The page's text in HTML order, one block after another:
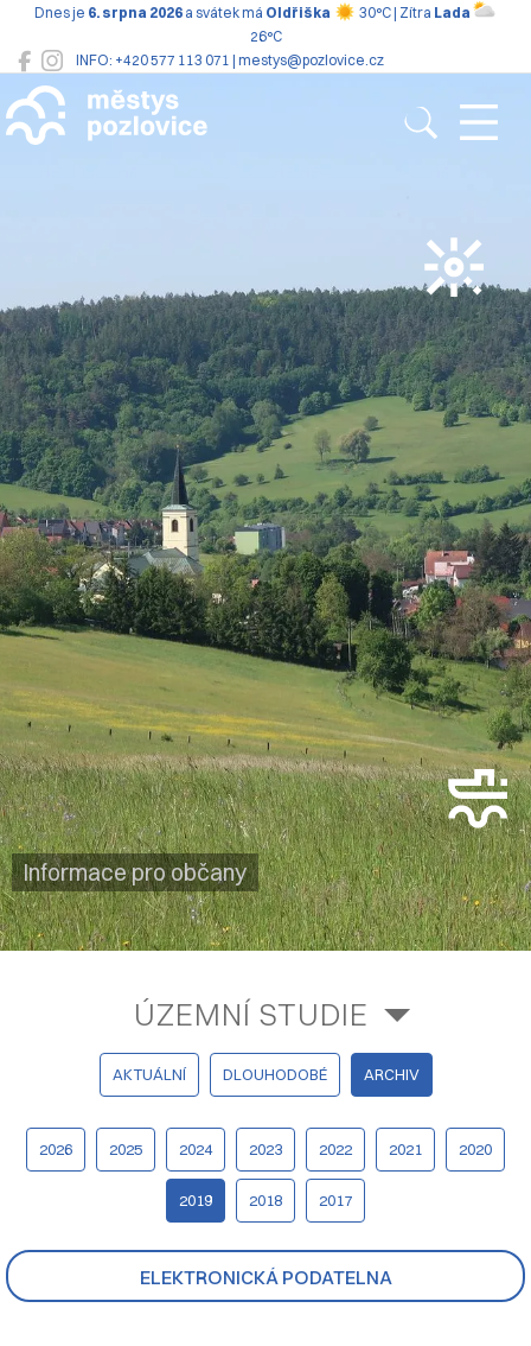
INFO: +420 577 113 071 | mestys@pozlovice.cz
Dnes je 6. srpna 2026 a svátek má Oldřiška 30°C | Zítra Lada
26°C
Pozlovice
Informace pro občany
ELEKTRONICKÁ PODATELNA
ÚZEMNÍ STUDIE
AKTUÁLNÍ DLOUHODOBÉ ARCHIV
2026 2025 2024 2023 2022 2021 2020
2019 2018 2017